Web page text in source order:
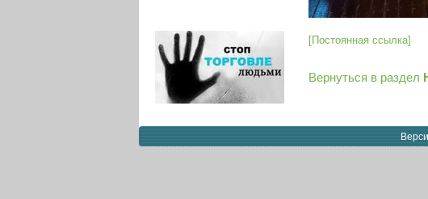
[Постоянная ссылка]
Вернуться в раздел